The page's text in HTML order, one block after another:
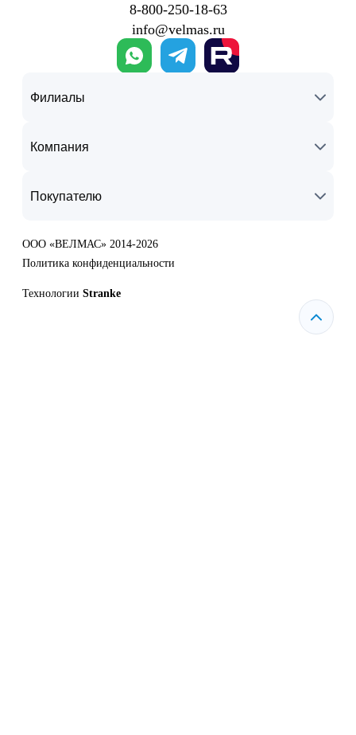
8‑800‑250‑18‑63
info@velmas.ru
Филиалы
Компания
Покупателю
ООО «ВЕЛМАС» 2014-2026
Политика конфиденциальности
Технологии Stranke